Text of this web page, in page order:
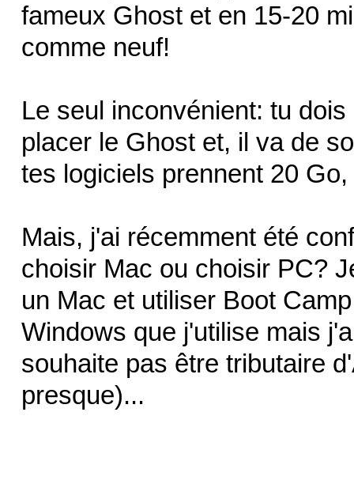
fameux Ghost et en 15-20
comme neuf!
Le seul inconvénient: tu
placer le Ghost et, il va de
tes logiciels prennent 20
Mais, j'ai récemment été
choisir Mac ou choisir PC?
un Mac et utiliser Boot
Windows que j'utilise mais
souhaite pas être tributaire
presque)...